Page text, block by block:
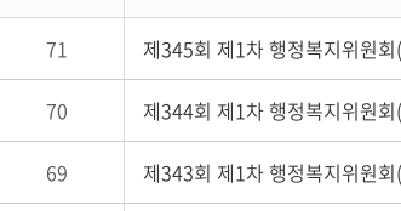
71 제345회 제1차 행정복지위원
70 제344회 제1차 행정복지위원
69 제343회 제1차 행정복지위원